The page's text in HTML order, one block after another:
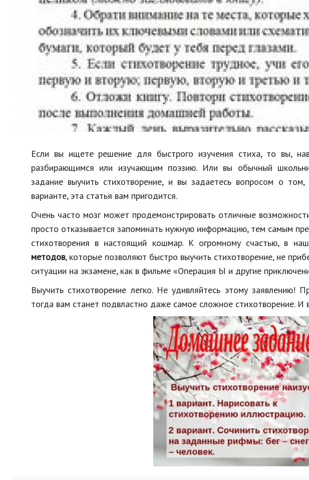
Образование
В мире
Культура
Знаменитости
Недвижимость
Спорт и фитнес
Психология и
Творчество и
Разное
Работа и бизнес
Животные
Еда и напитки
Праздники и
Если вы ищете решение для быстрого изучения стиха, то вы,
разбирающимся или изучающим поэзию. Или вы обычный
задание выучить стихотворение, и вы задаетесь вопросом о
варианте, эта статья вам пригодится.
Очень часто мозг может продемонстрировать отличные
просто отказывается запоминать нужную информацию, тем самым
стихотворения в настоящий кошмар. К огромному счастью, в
методов, которые позволяют быстро выучить стихотворение, не
ситуации на экзамене, как в фильме «Операция Ы и другие
Выучить стихотворение легко. Не удивляйтесь этому заявлению!
тогда вам станет подвластно даже самое сложное стихотворение. И